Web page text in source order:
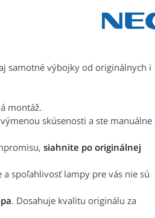
samotné výbojky od originálnych i
montáž.
skúsenosti a ste manuálne
siahnite po originálnej
spoľahlivosť lampy pre vás nie sú
. Dosahuje kvalitu originálu za